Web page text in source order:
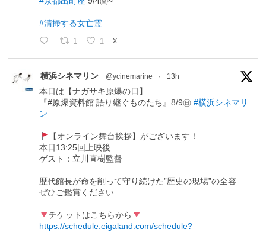
#清掃する女亡霊
1 1 X
横浜シネマリン @ycinemarine · 13h
本日は【ナガサキ原爆の日】
『#原爆資料館 語り継ぐものたち』8/9㊐#横浜シネマリ
ン
【オンライン舞台挨拶】がございます！
本日13:25回上映後
ゲスト：立川直樹監督
歴代館長が命を削って守り続けた”歴史の現場”の全容
ぜひご鑑賞ください
チケットはこちらから
https://schedule.eigaland.com/schedule?